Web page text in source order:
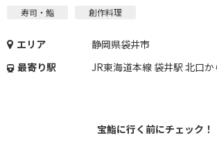
寿司・鮨 創作料理
エリア
静岡県袋井市
最寄り駅
JR東海道本線 袋井駅 北口
宝鮨に行く前にチェック！